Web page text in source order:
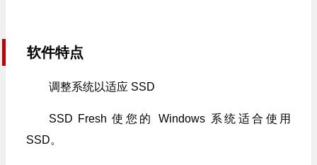
软件特点
调整系统以适应 SSD
SSD Fresh 使您的 Windows 系统适合使用
SSD。